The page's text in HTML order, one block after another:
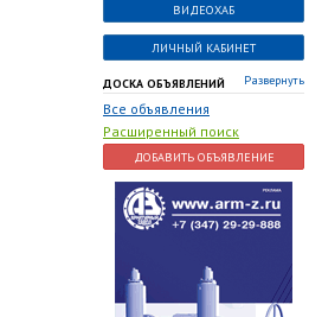
ВИДЕОХАБ
ЛИЧНЫЙ КАБИНЕТ
ДОСКА ОБЪЯВЛЕНИЙ Развернуть
Все объявления
Расширенный поиск
ДОБАВИТЬ ОБЪЯВЛЕНИЕ